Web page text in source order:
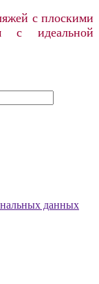
с плоскими
с идеальной
данных